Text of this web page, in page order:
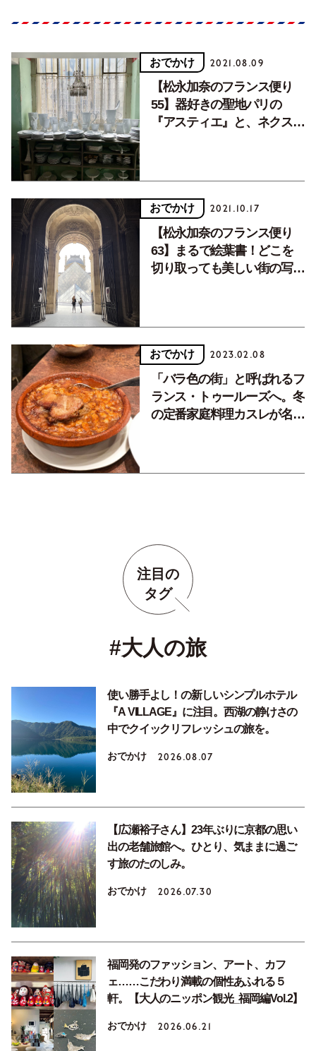
おでかけ 2021.08.09
【松永加奈のフランス便り
55】器好きの聖地パリの
『アスティエ』と、ネクスト
おでかけ 2021.10.17
【松永加奈のフランス便り
63】まるで絵葉書！どこを
切り取っても美しい街の写真
おでかけ 2023.02.08
「バラ色の街」と呼ばれるフ
ランス・トゥールーズへ。冬
の定番家庭料理カスレが名物
注目の
タグ
#大人の旅
使い勝手よし！の新しいシンプルホテル
『A VILLAGE』に注目。西湖の静けさの
中でクイックリフレッシュの旅を。
おでかけ 2026.08.07
【広瀬裕子さん】23年ぶりに京都の思い
出の老舗旅館へ。ひとり、気ままに過ご
す旅のたのしみ。
おでかけ 2026.07.30
福岡発のファッション、アート、カフ
ェ……こだわり満載の個性あふれる５
軒。【大人のニッポン観光_福岡編Vol.2】
おでかけ 2026.06.21